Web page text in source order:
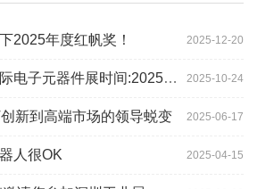
2025-12-20
2025年度红帆奖！
2025-10-24
元器件展时间:2025年10月28-
2025-06-17
新到高端市场的领导蜕变
2025-04-15
人很OK